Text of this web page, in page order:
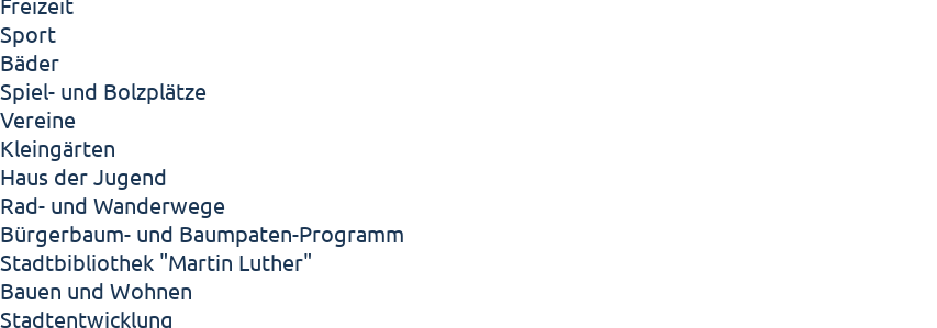
Sport
Bäder
Spiel- und Bolzplätze
Vereine
Kleingärten
Haus der Jugend
Rad- und Wanderwege
Bürgerbaum- und Baumpaten-Programm
Stadtbibliothek "Martin Luther"
Bauen und Wohnen
Stadtentwicklung